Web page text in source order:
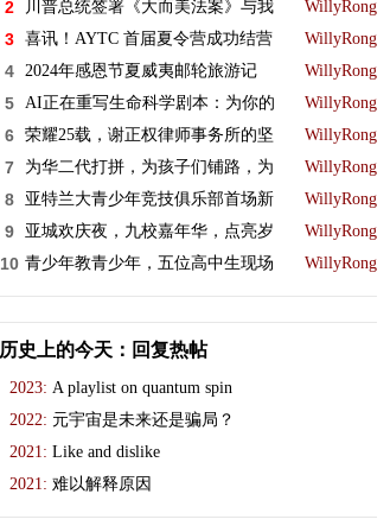
2 川普总统签署《大而美法案》与我 WillyRong
3 喜讯！AYTC 首届夏令营成功结营 WillyRong
4 2024年感恩节夏威夷邮轮旅游记 WillyRong
5 AI正在重写生命科学剧本：为你的 WillyRong
6 荣耀25载，谢正权律师事务所的坚 WillyRong
7 为华二代打拼，为孩子们铺路，为 WillyRong
8 亚特兰大青少年竞技俱乐部首场新 WillyRong
9 亚城欢庆夜，九校嘉年华，点亮岁 WillyRong
10 青少年教青少年，五位高中生现场 WillyRong
历史上的今天：回复热帖
2023: A playlist on quantum spin
2022: 元宇宙是未来还是骗局？
2021: Like and dislike
2021: 难以解释原因